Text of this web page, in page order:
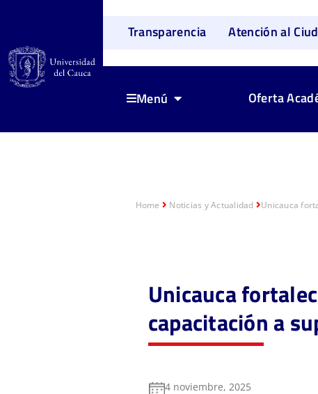
Transparencia Atención al
Menú Oferta
Home Noticias y Actualidad Unicauca
Unicauca
capacitación a
4 noviembre, 2025